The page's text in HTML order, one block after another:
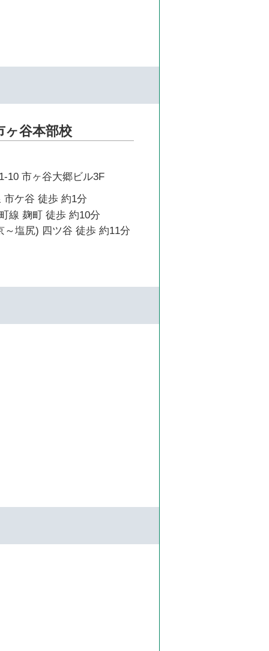
ヶ谷本部校
10 市ヶ谷大郷ビル3F
市ケ谷 徒歩 約1分
線 麹町 徒歩 約10分
～塩尻) 四ツ谷 徒歩 約11分